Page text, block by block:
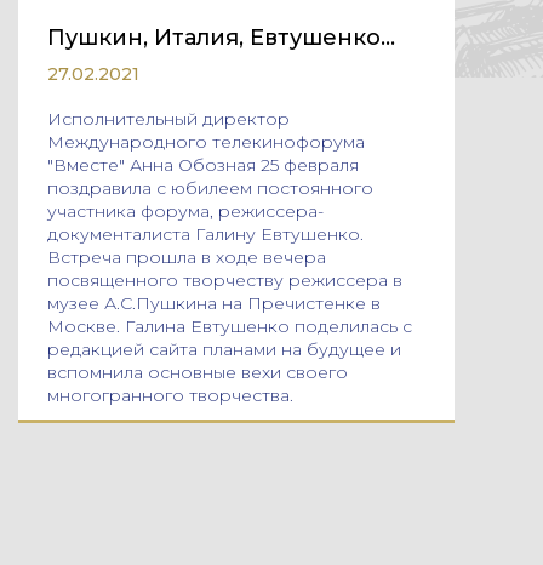
Пушкин, Италия, Евтушенко…
27.02.2021
Исполнительный директор
Международного телекинофорума
"Вместе" Анна Обозная 25 февраля
поздравила с юбилеем постоянного
участника форума, режиссера-
документалиста Галину Евтушенко.
Встреча прошла в ходе вечера
посвященного творчеству режиссера в
музее А.С.Пушкина на Пречистенке в
Москве. Галина Евтушенко поделилась с
редакцией сайта планами на будущее и
вспомнила основные вехи своего
многогранного творчества.